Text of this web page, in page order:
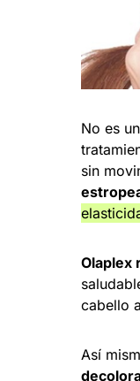
No es
sin
Olaplex
cabello
Así